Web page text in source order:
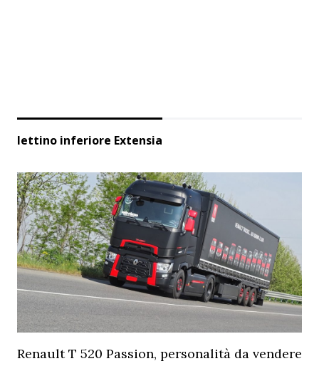
lettino inferiore Extensia
Renault T 520 Passion, personalità da vendere